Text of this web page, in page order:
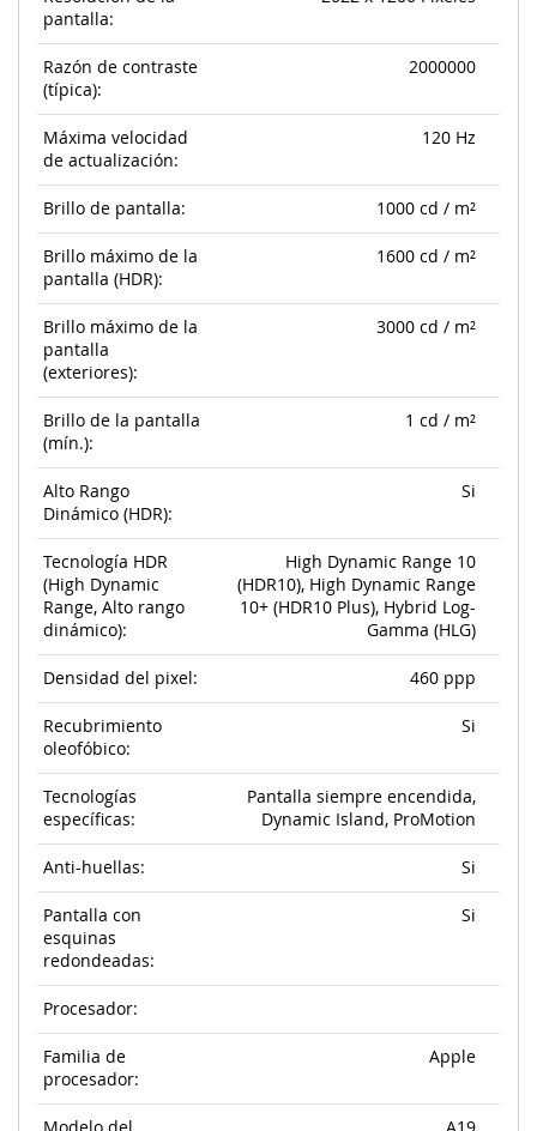
pantalla:
Razón de contraste
(típica):
2000000
Máxima velocidad
de actualización:
120 Hz
Brillo de pantalla: 1000 cd / m²
Brillo máximo de la
pantalla (HDR):
1600 cd / m²
Brillo máximo de la
pantalla
(exteriores):
3000 cd / m²
Brillo de la pantalla
(mín.):
1 cd / m²
Alto Rango
Dinámico (HDR):
Si
Tecnología HDR
(High Dynamic
Range, Alto rango
dinámico):
High Dynamic Range 10
(HDR10), High Dynamic Range
10+ (HDR10 Plus), Hybrid Log-
Gamma (HLG)
Densidad del pixel: 460 ppp
Recubrimiento
oleofóbico:
Si
Tecnologías
específicas:
Pantalla siempre encendida,
Dynamic Island, ProMotion
Anti-huellas: Si
Pantalla con
esquinas
redondeadas:
Si
Procesador:
Familia de
procesador:
Apple